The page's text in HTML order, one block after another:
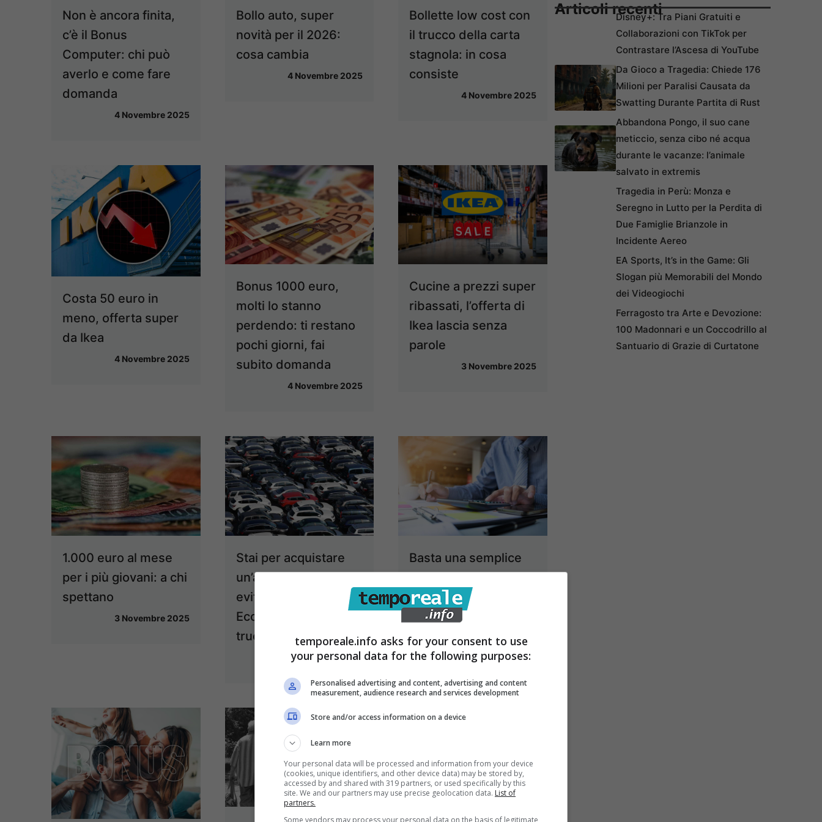
Non è ancora finita,
c’è il Bonus
Computer: chi può
averlo e come fare
domanda
4 Novembre 2025
Bollo auto, super
novità per il 2026:
cosa cambia
4 Novembre 2025
Bollette low cost con
il trucco della carta
stagnola: in cosa
consiste
4 Novembre 2025
Costa 50 euro in
meno, offerta super
da Ikea
4 Novembre 2025
Bonus 1000 euro,
molti lo stanno
perdendo: ti restano
pochi giorni, fai
subito domanda
4 Novembre 2025
Cucine a prezzi super
ribassati, l’offerta di
Ikea lascia senza
parole
3 Novembre 2025
1.000 euro al mese
per i più giovani: a chi
spettano
3 Novembre 2025
Stai per acquistare
un’auto usata e vuoi
evitare fregature?
Ecco il semplicissimo
trucchetto
3 Novembre 2025
Basta una semplice
mossa e risparmi
sulla bolletta
invernale: il trucco
che non conoscevi
2 Novembre 2025
Articoli recentiDisney+: Tra Piani Gratuiti e
Collaborazioni con TikTok per
Contrastare l’Ascesa di YouTube
Da Gioco a Tragedia: Chiede 176
Milioni per Paralisi Causata da
Swatting Durante Partita di Rust
Abbandona Pongo, il suo cane
meticcio, senza cibo né acqua
durante le vacanze: l’animale
salvato in extremis
Tragedia in Perù: Monza e
Seregno in Lutto per la Perdita di
Due Famiglie Brianzole in
Incidente Aereo
EA Sports, It’s in the Game: Gli
Slogan più Memorabili del Mondo
dei Videogiochi
Ferragosto tra Arte e Devozione:
100 Madonnari e un Coccodrillo al
Santuario di Grazie di Curtatone
temporeale.info asks for your consent to use
your personal data for the following purposes:
Personalised advertising and content, advertising and content
measurement, audience research and services development
Store and/or access information on a device
Learn more
Your personal data will be processed and information from your device
(cookies, unique identifiers, and other device data) may be stored by,
accessed by and shared with 319 partners, or used specifically by this
site. We and our partners may use precise geolocation data. List of
partners.
Some vendors may process your personal data on the basis of legitimate